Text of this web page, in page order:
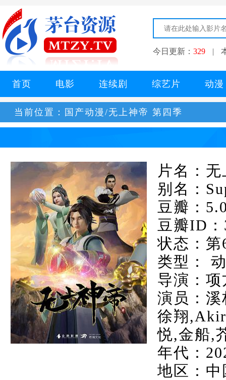
今日更新： 329 |
首页 电影 连续剧 综艺片 动漫
当前位置： 国产动漫/无上神帝 第四季
片名：
别名：
豆瓣：
豆瓣ID：
状态：第
类型：
导演：
演员：
徐翔
悦,金船,
年代：
地区：